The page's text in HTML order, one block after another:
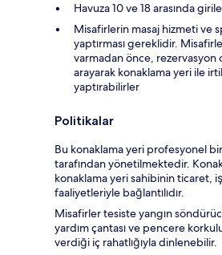
Havuza 10 ve 18 arasında
Misafirlerin masaj hizmeti ve
yaptırması gereklidir.
varmadan önce, rezervasyon
arayarak konaklama yeri ile
yaptırabilirler
Politikalar
Bu konaklama yeri profesyonel
tarafından yönetilmektedir.
konaklama yeri sahibinin ticaret,
faaliyetleriyle bağlantılıdır.
Misafirler tesiste yangın
yardım çantası ve pencere
verdiği iç rahatlığıyla dinlenebilir.